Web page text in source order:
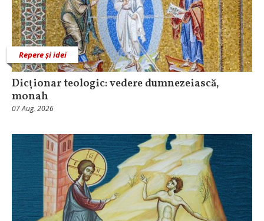
Repere și idei
Dicționar teologic: vedere dumnezeiască,
monah
07 Aug, 2026